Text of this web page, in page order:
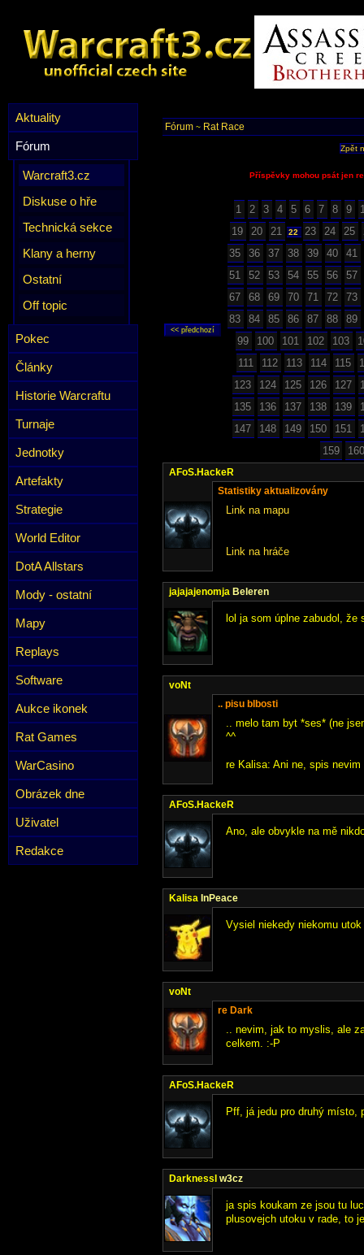
Aktuality
Fórum
Warcraft3.cz
Diskuse o hře
Technická sekce
Klany a herny
Ostatní
Off topic
Pokec
Články
Historie Warcraftu
Turnaje
Jednotky
Artefakty
Strategie
World Editor
DotA Allstars
Mody - ostatní
Mapy
Replays
Software
Aukce ikonek
Rat Games
WarCasino
Obrázek dne
Uživatel
Redakce
Fórum ~ Rat Race
Zpět
Příspěvky mohou psát jen
1 2 3 4 5 6 7 8 9
19
20 21 22 23 24 25
35
36 37 38 39 40
41
51
52 53 54 55 56
57
67
68 69 70 71 72
73
83
84 85 86 87 88
89
99
100 101 102 103
111
112 113 114 115
123
124 125 126 127
135
136 137 138 139
147
148 149 150 151
159
160
AFoS.HackeR
Statistiky aktualizovány
Link na mapu
Link na hráče
jajajajenomja Beleren
lol ja som úplne zabudol, že
voNt
.. pisu blbosti
.. melo tam byt *ses* (ne
^^
re Kalisa: Ani ne, spis nevim
AFoS.HackeR
Ano, ale obvykle na mě
Kalisa InPeace
Vysiel niekedy niekomu
voNt
re Dark
.. nevim, jak to myslis, ale
celkem. :-P
AFoS.HackeR
Pff, já jedu pro druhý místo,
DarknessI w3cz
ja spis koukam ze jsou tu
plusovejch utoku v rade, to